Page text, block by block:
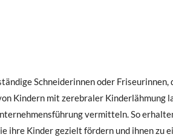
Schneiderinnen oder
Kindern mit zerebraler
vermitteln. So
ihre Kinder gezielt fördern und ihnen zu